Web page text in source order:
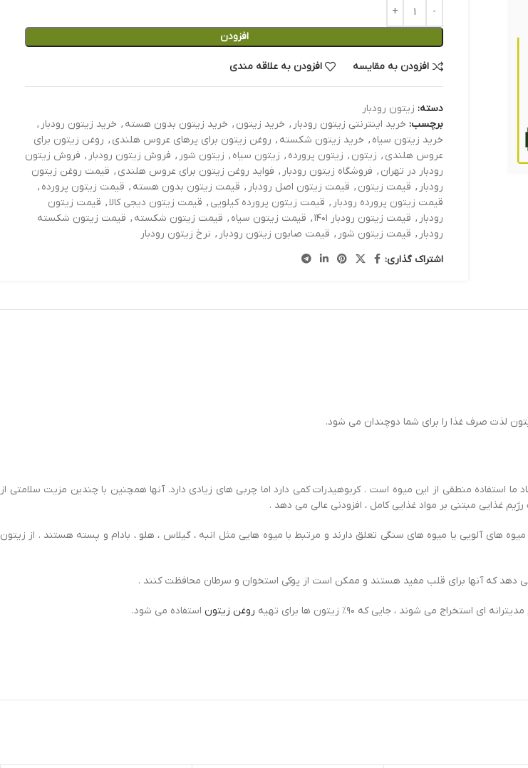
افزودن
افزودن به مقایسه افزودن به علاقه مندی
دسته: زیتون رودبار
برچسب: خرید اینترنتی زیتون رودبار , خرید زیتون , خرید زیتون بدون هسته , خرید زیتون رودبار ,
خرید زیتون سیاه , خرید زیتون شکسته , روغن زیتون برای پرهای عروس هلندی , روغن زیتون برای
عروس هلندی , زیتون , زیتون پرورده , زیتون سیاه , زیتون شور , فروش زیتون رودبار , فروش زیتون
رودبار در تهران , فروشگاه زیتون رودبار , فواید روغن زیتون برای عروس هلندی , قیمت روغن زیتون
رودبار , قیمت زیتون , قیمت زیتون اصل رودبار , قیمت زیتون بدون هسته , قیمت زیتون پرورده ,
قیمت زیتون پرورده رودبار , قیمت زیتون پرورده کیلویی , قیمت زیتون دیجی کالا, قیمت زیتون
رودبار , قیمت زیتون رودبار ۱۴۰۱ , قیمت زیتون سیاه , قیمت زیتون شکسته , قیمت زیتون شکسته
رودبار , قیمت زیتون شور , قیمت صابون زیتون رودبار , نرخ زیتون رودبار
اشتراک گذاری:
لذت صرف غذا را برای شما دوچندان می شود.
منطقی از این میوه است . کربوهیدرات کمی دارد اما چربی های زیادی دارد. آنها همچنین با چندین مزیت سلامتی از
غذایی مبتنی بر مواد غذایی کامل ، افزودنی عالی می دهد .
میوه های آلویی یا میوه های سنگی تعلق دارند و مرتبط با میوه هایی مثل انبه ، گیلاس ، هلو ، بادام و پسته هستند . از زیتون
دهد که آنها برای قلب مفید هستند و ممکن است از پوکی استخوان و سرطان محافظت کنند .
می شوند ، جایی که ۹۰٪ زیتون ها برای تهیه روغن زیتون استفاده می شود.